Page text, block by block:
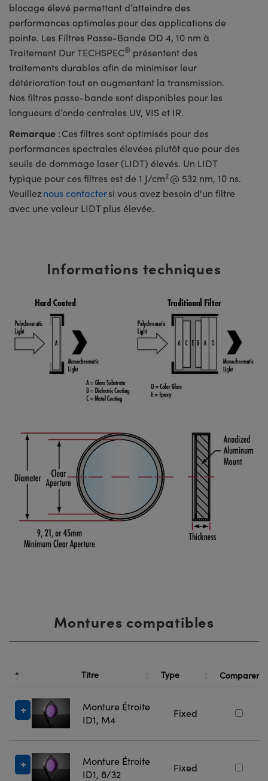
blocage élevé permettant d’atteindre des
performances optimales pour des applications de
pointe. Les Filtres Passe-Bande OD 4, 10 nm à
Traitement Dur TECHSPEC® présentent des
traitements durables afin de minimiser leur
détérioration tout en augmentant la transmission.
Nos filtres passe-bande sont disponibles pour les
longueurs d’onde centrales UV, VIS et IR.
Remarque : Ces filtres sont optimisés pour des
performances spectrales élevées plutôt que pour des
seuils de dommage laser (LIDT) élevés. Un LIDT
typique pour ces filtres est de 1 J/cm2@ 532 nm, 10 ns.
Veuilleznous contactersi vous avez besoin d'un filtre
avec une valeur LIDT plus élevée.
Informations techniques
Montures compatibles
Titre Type Comparer
Monture Étroite
ID1, M4
Fixed
Monture Étroite
ID1, 8/32
Fixed